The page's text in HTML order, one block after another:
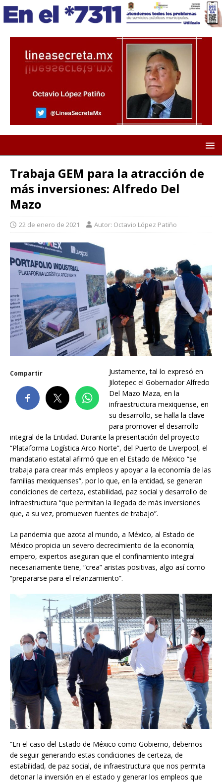
Trabaja GEM para la atracción de
más inversiones: Alfredo Del
Mazo
22 de enero de 2021 Autor: Octavio López Patiño
Compartir
Justamente, tal lo expresó en
Jilotepec el Gobernador Alfredo
Del Mazo Maza, en la
infraestructura mexiquense, en
su desarrollo, se halla la clave
para promover el desarrollo
integral de la Entidad. Durante la presentación del proyecto
“Plataforma Logística Arco Norte”, del Puerto de Liverpool, el
mandatario estatal afirmó que en el Estado de México “se
trabaja para crear más empleos y apoyar a la economía de las
familias mexiquenses”, por lo que, en la entidad, se generan
condiciones de certeza, estabilidad, paz social y desarrollo de
infraestructura “que permitan la llegada de más inversiones
que, a su vez, promueven fuentes de trabajo”.
La pandemia que azota al mundo, a México, al Estado de
México propicia un severo decrecimiento de la economía;
empero, expertos aseguran que el confinamiento integral
necesariamente tiene, “crea” aristas positivas, algo así como
“prepararse para el relanzamiento”.
“En el caso del Estado de México como Gobierno, debemos
de seguir generando estas condiciones de certeza, de
estabilidad, de paz social, de infraestructura que nos permita
detonar la inversión en el estado y generar los empleos que